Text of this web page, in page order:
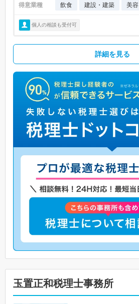
得意業種 飲食 建設・建築 美容
個人の相談も受付可
詳細を見る
玉置正和税理士事務所